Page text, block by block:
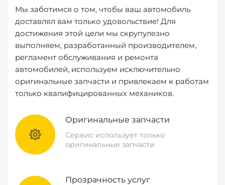
Мы заботимся о том, чтобы ваш автомобиль
доставлял вам только удовольствие! Для
достижения этой цели мы скрупулезно
выполняем, разработанный производителем,
регламент обслуживания и ремонта
автомобилей, используем исключительно
оригинальные запчасти и привлекаем к работам
только квалифицированных механиков.
Оригинальные запчасти
Сервис использует только
оригинальные запчасти
Прозрачность услуг